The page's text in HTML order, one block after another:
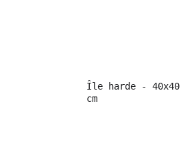
Île harde - 40x40
cm